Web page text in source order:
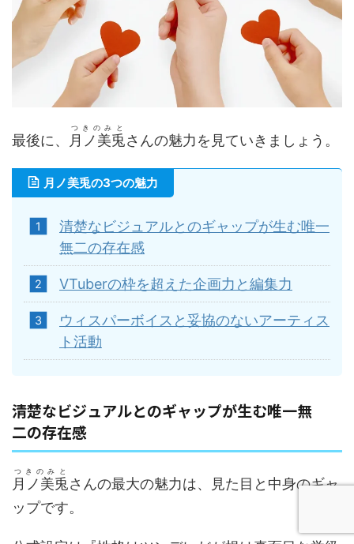
最後に、 月ノ美兎
つきのみと
さんの魅力を見ていきましょう。
月ノ美兎の3つの魅力
清楚なビジュアルとのギャップが生む唯一
無二の存在感
VTuberの枠を超えた企画力と編集力
ウィスパーボイスと妥協のないアーティス
ト活動
清楚なビジュアルとのギャップが生む唯一無
二の存在感
月ノ美兎
つきのみと
さんの最大の魅力は、見た目と中身のギャ
ップです。